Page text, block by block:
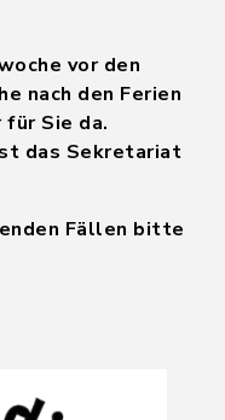
vor den
nach den Ferien
Sie da.
das Sekretariat
Fällen bitte